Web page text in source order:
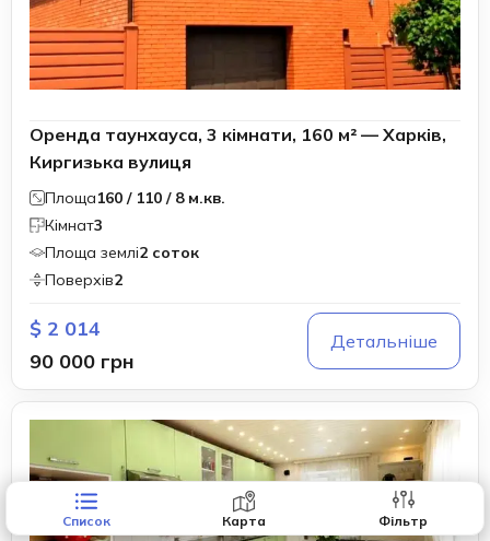
Оренда таунхауса, 3 кімнати, 160 м² — Харків,
Киргизька вулиця
Площа160 / 110 / 8 м.кв.
Кімнат3
Площа землі2 соток
Поверхів2
$ 2 014
90 000 грн
Детальніше
Список Карта Фільтр